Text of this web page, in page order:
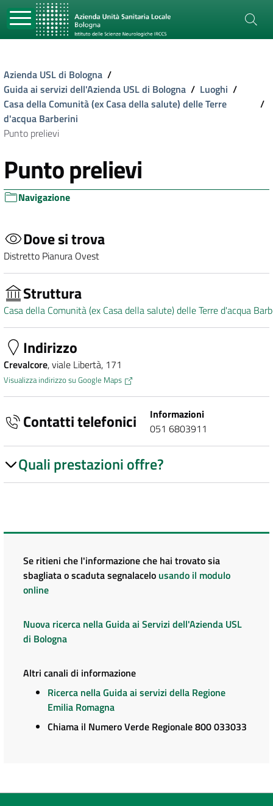
Azienda USL di Bologna /
Guida ai servizi dell'Azienda USL di Bologna / Luoghi /
Casa della Comunità (ex Casa della salute) delle Terre
d'acqua Barberini
/
Punto prelievi
Punto prelievi
Navigazione
Dove si trova
Distretto Pianura Ovest
Struttura
Casa della Comunità (ex Casa della salute) delle Terre d'acqua
Indirizzo
Crevalcore, viale Libertà, 171
Visualizza indirizzo su Google Maps
Contatti telefonici
Informazioni
051 6803911
Quali prestazioni offre?
Se ritieni che l'informazione che hai trovato sia
sbagliata o scaduta segnalacelo usando il modulo
online
Nuova ricerca nella Guida ai Servizi dell'Azienda USL
di Bologna
Altri canali di informazione
Ricerca nella Guida ai servizi della Regione
Emilia Romagna
Chiama il Numero Verde Regionale 800 033033